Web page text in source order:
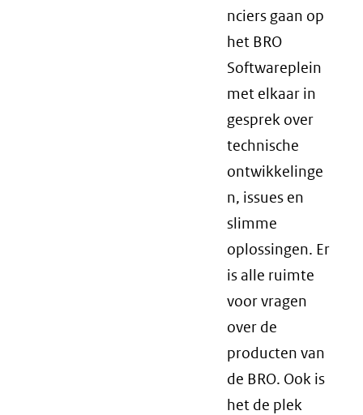
nciers gaan op
het BRO
Softwareplein
met elkaar in
gesprek over
technische
ontwikkelinge
n, issues en
slimme
oplossingen. Er
is alle ruimte
voor vragen
over de
producten van
de BRO. Ook is
het de plek